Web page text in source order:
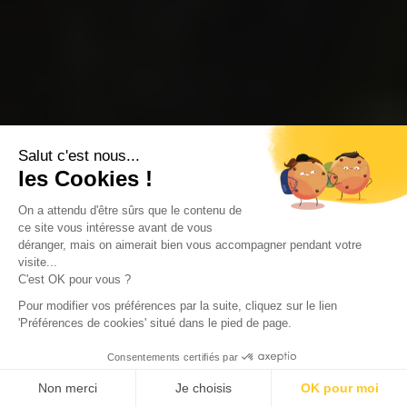
Salut c'est nous...
les Cookies !
On a attendu d'être sûrs que le contenu de
ce site vous intéresse avant de vous
déranger, mais on aimerait bien vous accompagner pendant votre
visite...
C'est OK pour vous ?
Pour modifier vos préférences par la suite, cliquez sur le lien
'Préférences de cookies' situé dans le pied de page.
Consentements certifiés par
Non merci Je choisis OK pour moi